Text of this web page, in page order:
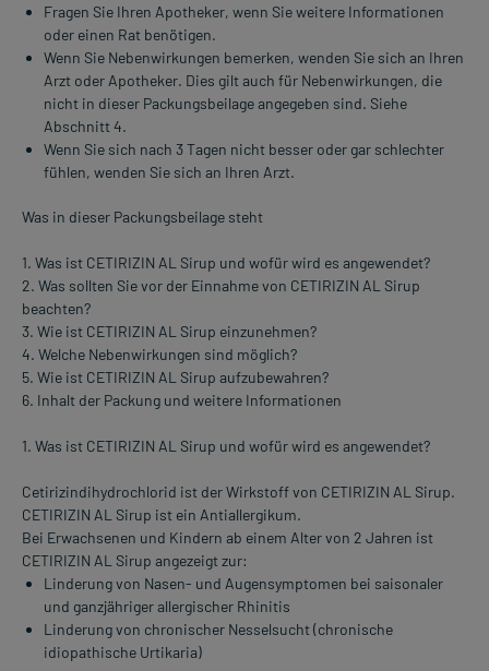
Fragen Sie Ihren Apotheker, wenn Sie weitere Informationen
oder einen Rat benötigen.
Wenn Sie Nebenwirkungen bemerken, wenden Sie sich an Ihren
Arzt oder Apotheker. Dies gilt auch für Nebenwirkungen, die
nicht in dieser Packungsbeilage angegeben sind. Siehe
Abschnitt 4.
Wenn Sie sich nach 3 Tagen nicht besser oder gar schlechter
fühlen, wenden Sie sich an Ihren Arzt.
Was in dieser Packungsbeilage steht
1. Was ist CETIRIZIN AL Sirup und wofür wird es angewendet?
2. Was sollten Sie vor der Einnahme von CETIRIZIN AL Sirup
beachten?
3. Wie ist CETIRIZIN AL Sirup einzunehmen?
4. Welche Nebenwirkungen sind möglich?
5. Wie ist CETIRIZIN AL Sirup aufzubewahren?
6. Inhalt der Packung und weitere Informationen
1. Was ist CETIRIZIN AL Sirup und wofür wird es angewendet?
Cetirizindihydrochlorid ist der Wirkstoff von CETIRIZIN AL Sirup.
CETIRIZIN AL Sirup ist ein Antiallergikum.
Bei Erwachsenen und Kindern ab einem Alter von 2 Jahren ist
CETIRIZIN AL Sirup angezeigt zur:
Linderung von Nasen- und Augensymptomen bei saisonaler
und ganzjähriger allergischer Rhinitis
Linderung von chronischer Nesselsucht (chronische
idiopathische Urtikaria)